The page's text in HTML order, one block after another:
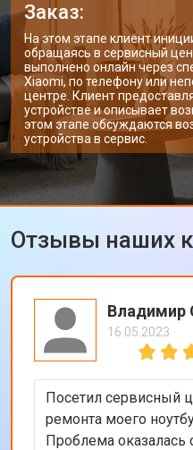
Заказ:
На этом этапе клиент
обращаясь в сервисный
выполнено онлайн через
Xiaomi, по телефону или
центре. Клиент
устройстве и описывает
этом этапе обсуждаются
устройства в сервис.
Отзывы наших
Владимир
16.05.2023
Посетил сервисный
ремонта моего
Проблема оказалась